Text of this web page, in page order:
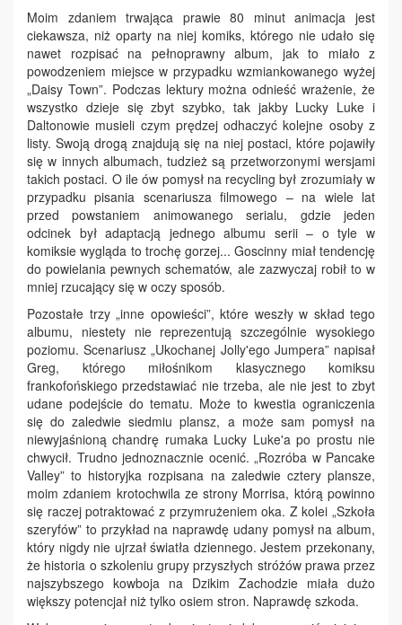
Moim zdaniem trwająca prawie 80 minut animacja jest
ciekawsza, niż oparty na niej komiks, którego nie udało się
nawet rozpisać na pełnoprawny album, jak to miało z
powodzeniem miejsce w przypadku wzmiankowanego wyżej
„Daisy Town”. Podczas lektury można odnieść wrażenie, że
wszystko dzieje się zbyt szybko, tak jakby Lucky Luke i
Daltonowie musieli czym prędzej odhaczyć kolejne osoby z
listy. Swoją drogą znajdują się na niej postaci, które pojawiły
się w innych albumach, tudzież są przetworzonymi wersjami
takich postaci. O ile ów pomysł na recycling był zrozumiały w
przypadku pisania scenariusza filmowego – na wiele lat
przed powstaniem animowanego serialu, gdzie jeden
odcinek był adaptacją jednego albumu serii – o tyle w
komiksie wygląda to trochę gorzej... Goscinny miał tendencję
do powielania pewnych schematów, ale zazwyczaj robił to w
mniej rzucający się w oczy sposób.
Pozostałe trzy „inne opowieści”, które weszły w skład tego
albumu, niestety nie reprezentują szczególnie wysokiego
poziomu. Scenariusz „Ukochanej Jolly'ego Jumpera” napisał
Greg, którego miłośnikom klasycznego komiksu
frankofońskiego przedstawiać nie trzeba, ale nie jest to zbyt
udane podejście do tematu. Może to kwestia ograniczenia
się do zaledwie siedmiu plansz, a może sam pomysł na
niewyjaśnioną chandrę rumaka Lucky Luke'a po prostu nie
chwycił. Trudno jednoznacznie ocenić. „Rozróba w Pancake
Valley” to historyjka rozpisana na zaledwie cztery plansze,
moim zdaniem krotochwila ze strony Morrisa, którą powinno
się raczej potraktować z przymrużeniem oka. Z kolei „Szkoła
szeryfów” to przykład na naprawdę udany pomysł na album,
który nigdy nie ujrzał światła dziennego. Jestem przekonany,
że historia o szkoleniu grupy przyszłych stróżów prawa przez
najszybszego kowboja na Dzikim Zachodzie miała dużo
większy potencjał niż tylko osiem stron. Naprawdę szkoda.